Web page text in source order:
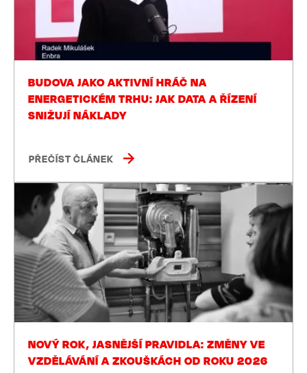
BUDOVA JAKO AKTIVNÍ HRÁČ NA
ENERGETICKÉM TRHU: JAK DATA A ŘÍZENÍ
SNIŽUJÍ NÁKLADY
PŘEČÍST ČLÁNEK
NOVÝ ROK, JASNĚJŠÍ PRAVIDLA: ZMĚNY VE
VZDĚLÁVÁNÍ A ZKOUŠKÁCH OD ROKU 2026